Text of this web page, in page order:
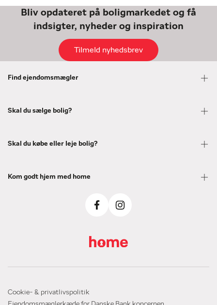
Bliv opdateret på boligmarkedet og få
indsigter, nyheder og inspiration
Tilmeld nyhedsbrev
Find ejendomsmægler
Skal du sælge bolig?
Skal du købe eller leje bolig?
Kom godt hjem med home
Cookie- & privatlivspolitik